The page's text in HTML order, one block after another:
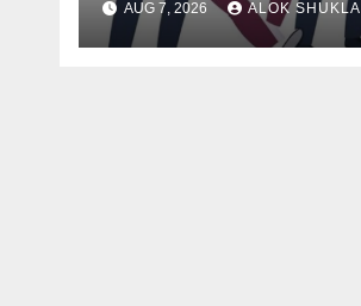
नंबर,13राज्य में नेटवर्क और
ऑफलाइन क्लास, मराठी से
AUG 7, 2026 ALOK SHUKLA